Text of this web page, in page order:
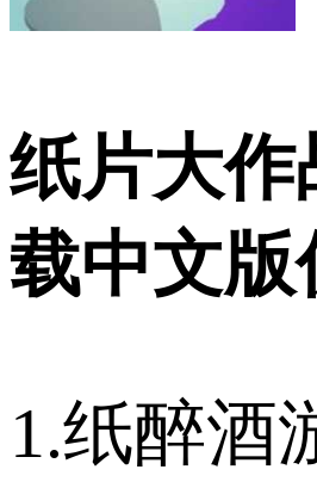
纸片大作
载中文版
1.纸醉酒